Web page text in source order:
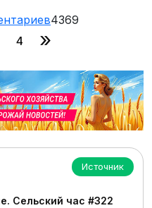
4369
4 »
Источник
Сельский час #322